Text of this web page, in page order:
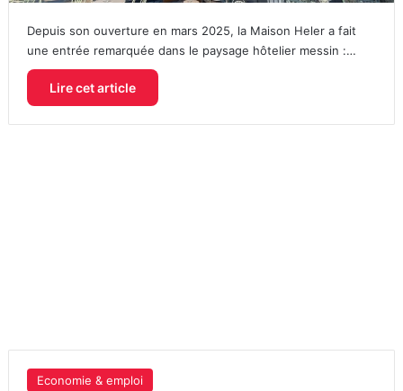
Depuis son ouverture en mars 2025, la Maison Heler a fait
une entrée remarquée dans le paysage hôtelier messin :…
Lire cet article
Economie & emploi